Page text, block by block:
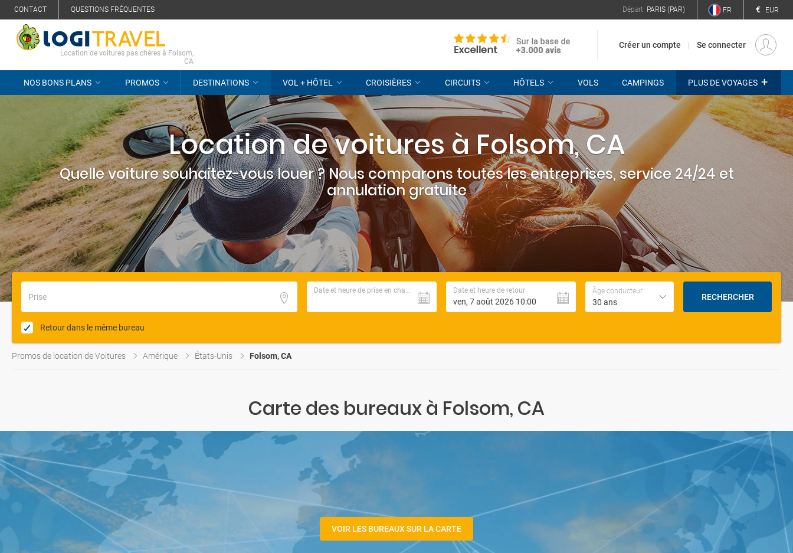
CONTACT QUESTIONS FRÉQUENTES Départ PARIS (PAR) FR € EUR
Location de voitures pas chères à Folsom,
CA
Créer un compte Se connecter
NOS BONS PLANS PROMOS DESTINATIONS VOL + HÔTEL CROISIÈRES CIRCUITS HÔTELS VOLS CAMPINGS PLUS DE VOYAGES +
Location de voitures à Folsom, CA
Quelle voiture souhaitez-vous louer ? Nous comparons toutes les entreprises, service 24/24 et
annulation gratuite
Prise
Date et heure de prise en charge Date et heure de retour Âge conducteur
30 ans
RECHERCHER
Retour dans le même bureau
Promos de location de Voitures Amérique États-Unis Folsom, CA
Carte des bureaux à Folsom, CA
VOIR LES BUREAUX SUR LA CARTE